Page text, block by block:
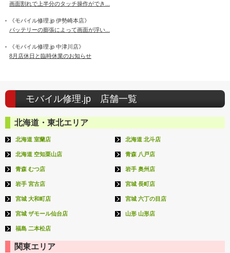
画面割れで上半分のタッチ操作ができ...
《モバイル修理.jp 伊勢崎本店》
バッテリーの膨張によって画面が浮い...
《モバイル修理.jp 中津川店》
8月店休日と臨時休業のお知らせ
モバイル修理.jp 店舗一覧
北海道・東北エリア
北海道 室蘭店 北海道 北斗店
北海道 空知栗山店 青森 八戸店
青森 むつ店 岩手 奥州店
岩手 宮古店 宮城 長町店
宮城 大和町店 宮城 六丁の目店
宮城 ザモール仙台店 山形 山形店
福島 二本松店
関東エリア